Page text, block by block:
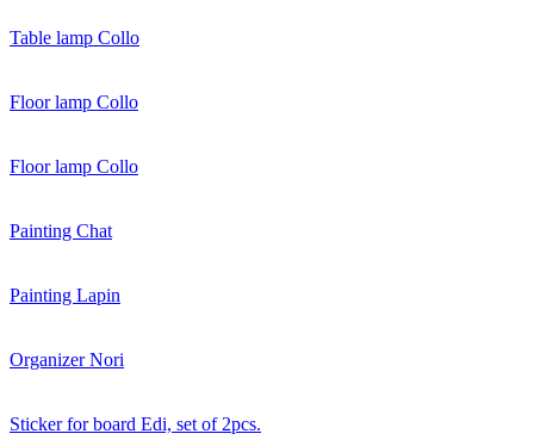
Table lamp Collo
Floor lamp Collo
Floor lamp Collo
Painting Chat
Painting Lapin
Organizer Nori
Sticker for board Edi, set of 2pcs.